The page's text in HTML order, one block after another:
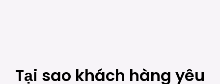
Tại sao khách hàng yêu